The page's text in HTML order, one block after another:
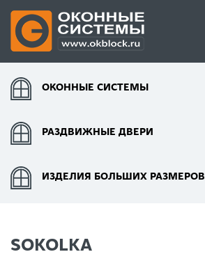
ОКОННЫЕ СИСТЕМЫ
РАЗДВИЖНЫЕ ДВЕРИ
ИЗДЕЛИЯ БОЛЬШИХ РАЗМЕРОВ
SOKOLKA